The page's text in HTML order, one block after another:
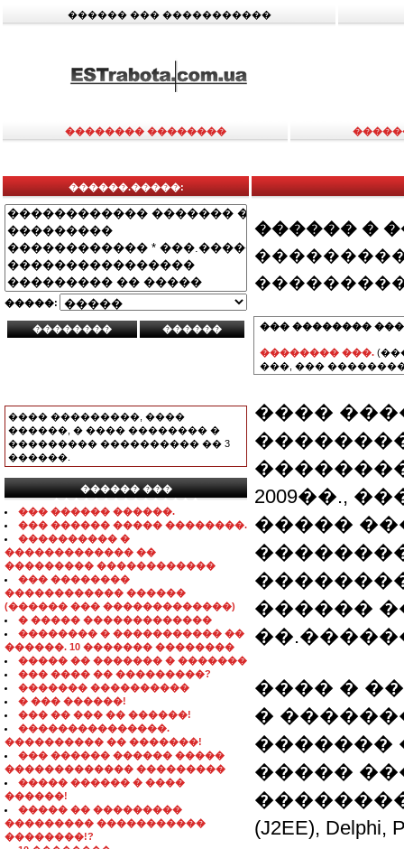
������ ��� �����������
�������� ��������
������.�����:
�����:
���� ���������, ����
������, � ���� �������� �
��������� ���������� �� 3
������.
������ ���
���������������
��� ������ ������.
��� ������ ����� ��������.
���������� �
������������� ��
��������� ������������
��� ��������
������������ ������
(������ ��� �������������)
� ����� �������������
�������� � ����������� ��
������. 10 ������� ��������
����� �� ������� � �������
��� ���� �� ���������?
������� ����������
� ��� ������!
��� �� ��� �� ������!
���������������.
���������� �� �������!
��� ������ ������ �����
������������� ���������
����� ������ � ����
������!
����� �� ���������
��������� �����������
��������!?
������ �
��� ��������
�������� ���.
���, ���
����
2009��.,
�����
������
���� �
�
�������
�����
(J2EE),